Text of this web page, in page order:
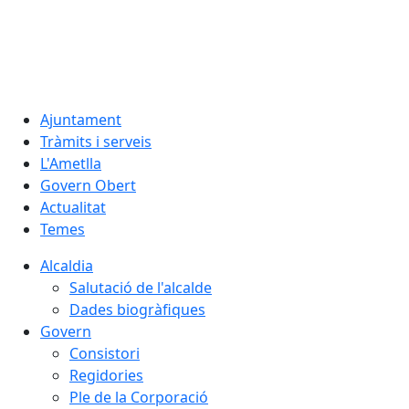
Ajuntament
Tràmits i serveis
L'Ametlla
Govern Obert
Actualitat
Temes
Alcaldia
Salutació de l'alcalde
Dades biogràfiques
Govern
Consistori
Regidories
Ple de la Corporació